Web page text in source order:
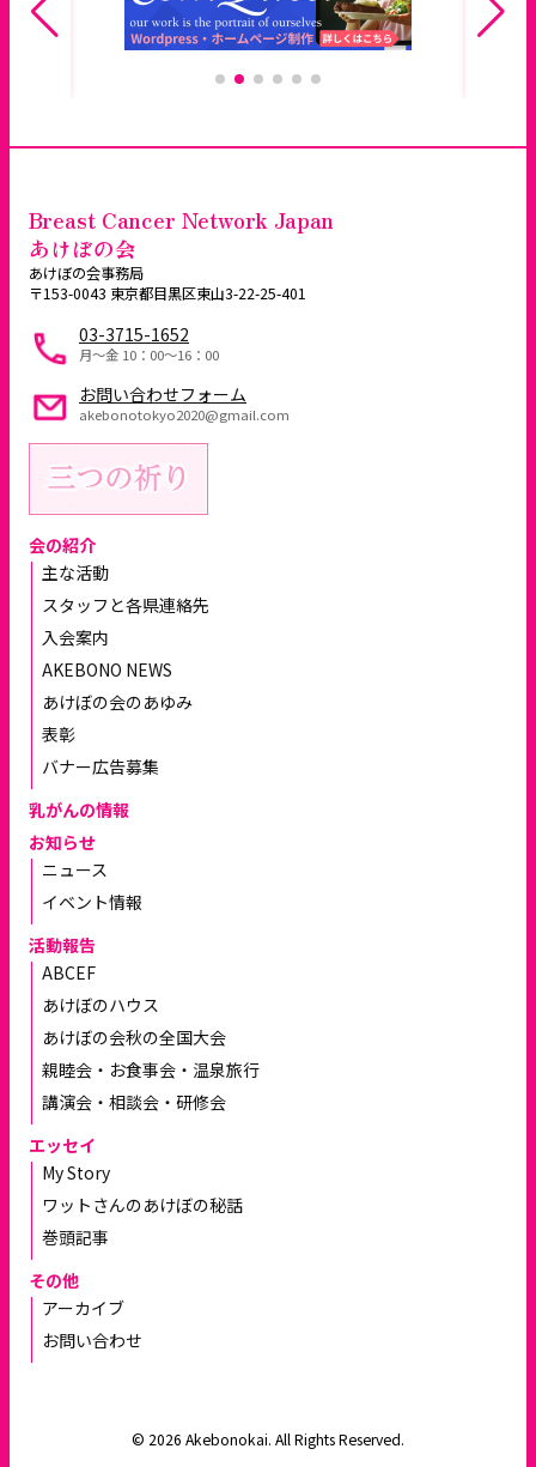
Breast Cancer Network Japan
あけぼの会
あけぼの会事務局
〒153-0043 東京都目黒区東山3-22-25-401
03-3715-1652
月～金 10：00〜16：00
お問い合わせフォーム
akebonotokyo2020@gmail.com
会の紹介
主な活動
スタッフと各県連絡先
入会案内
AKEBONO NEWS
あけぼの会のあゆみ
表彰
バナー広告募集
乳がんの情報
お知らせ
ニュース
イベント情報
活動報告
ABCEF
あけぼのハウス
あけぼの会秋の全国大会
親睦会・お食事会・温泉旅行
講演会・相談会・研修会
エッセイ
My Story
ワットさんのあけぼの秘話
巻頭記事
その他
アーカイブ
お問い合わせ
© 2026 Akebonokai. All Rights Reserved.